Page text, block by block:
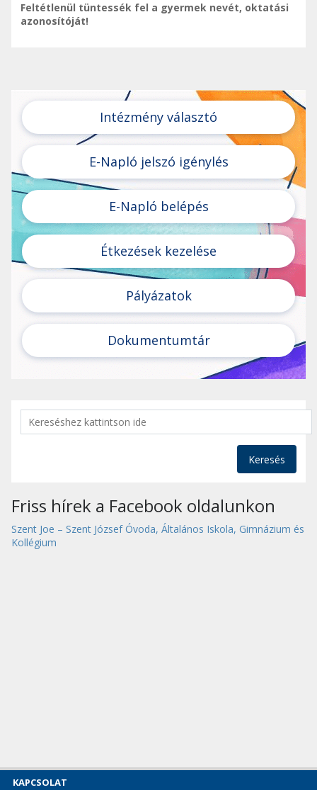
Feltétlenül tüntessék fel a gyermek nevét, oktatási
azonosítóját!
Intézmény választó
E-Napló jelszó igénylés
E-Napló belépés
Étkezések kezelése
Pályázatok
Dokumentumtár
Keresés
Friss hírek a Facebook oldalunkon
Szent Joe – Szent József Óvoda, Általános Iskola, Gimnázium és
Kollégium
KAPCSOLAT